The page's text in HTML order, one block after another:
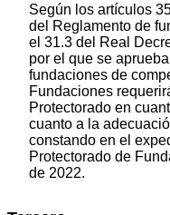
Según los artículos
del Reglamento de
el 31.3 del Real
por el que se
fundaciones de
Fundaciones
Protectorado en
cuanto a la
constando en el
Protectorado de
de 2022.